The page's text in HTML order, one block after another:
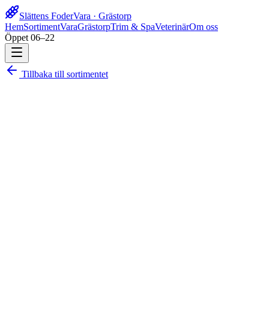
Slättens FoderVara · Grästorp
HemSortimentVaraGrästorpTrim & SpaVeterinärOm oss
Öppet 06–22
Tillbaka till sortimentet